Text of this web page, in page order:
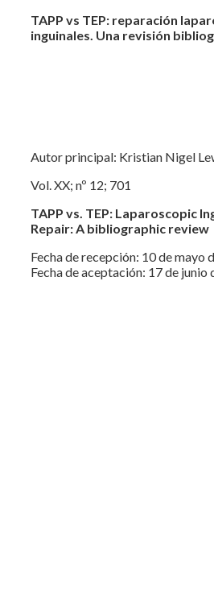
TAPP vs TEP: reparación
inguinales. Una revisión
Autor principal: Kristian Nigel
Vol. XX; nº 12; 701
TAPP vs. TEP: Laparoscopic
Repair: A bibliographic review
Fecha de recepción: 10 de mayo
Fecha de aceptación: 17 de junio